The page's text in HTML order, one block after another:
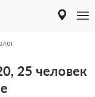
25 человек